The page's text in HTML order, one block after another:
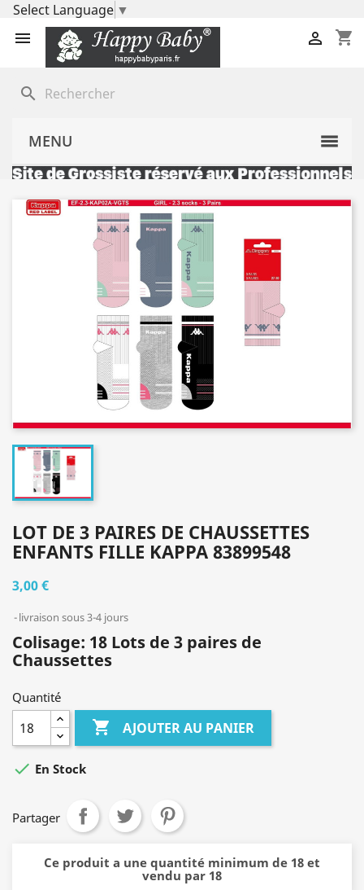
Select Language ▼
 shopping_cart

search
MENU
LOT DE 3 PAIRES DE CHAUSSETTES
ENFANTS FILLE KAPPA 83899548
3,00 €
livraison sous 3-4 jours
Colisage: 18 Lots de 3 paires de
Chaussettes
Quantité
 AJOUTER AU PANIER
 En Stock
Partager
Ce produit a une quantité minimum de 18 et
vendu par 18